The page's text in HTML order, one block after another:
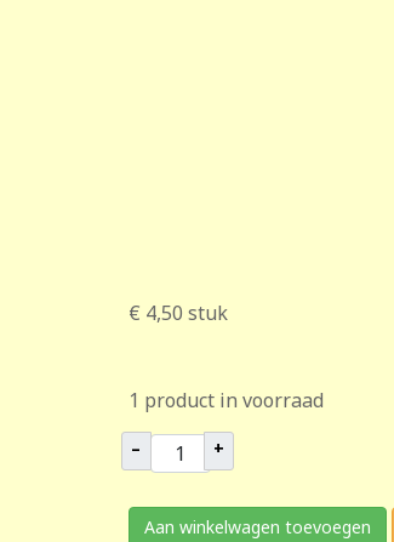
€ 4,50 stuk
1 product in voorraad
– +
Aan winkelwagen toevoegen